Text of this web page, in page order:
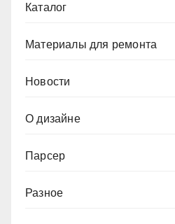
Каталог
Материалы для ремонта
Новости
О дизайне
Парсер
Разное